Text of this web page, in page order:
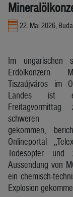
22. Mai 2026,
Im ungarischen
Erdölkonzern
Tiszaújváros im
Landes ist
schweren
gekommen,
Onlineportal
Todesopfer und
Aussendung von
ein chemisch-
Explosion